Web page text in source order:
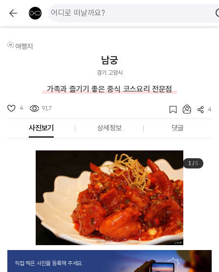
여행지
남궁
경기 고양시
가족과 즐기기 좋은 중식 코스요리 전문점
4 917 4
사진보기 상세정보 댓글
1/ 5
직접 찍은 사진을 등록해 주세요.